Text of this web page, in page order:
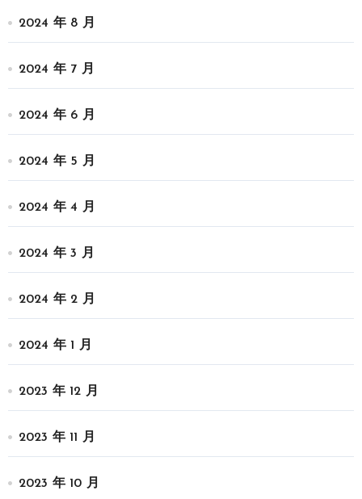
2024 年 8 月
2024 年 7 月
2024 年 6 月
2024 年 5 月
2024 年 4 月
2024 年 3 月
2024 年 2 月
2024 年 1 月
2023 年 12 月
2023 年 11 月
2023 年 10 月